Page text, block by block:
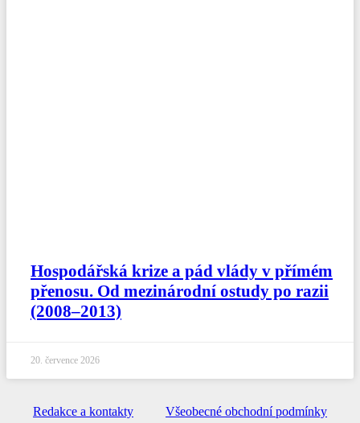
Hospodářská krize a pád vlády v přímém
přenosu. Od mezinárodní ostudy po razii
(2008–2013)
20. července 2026
Redakce a kontakty Všeobecné obchodní podmínky